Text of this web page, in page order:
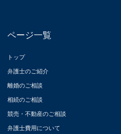
ページ一覧
トップ
弁護士のご紹介
離婚のご相談
相続のご相談
競売・不動産のご相談
弁護士費用について